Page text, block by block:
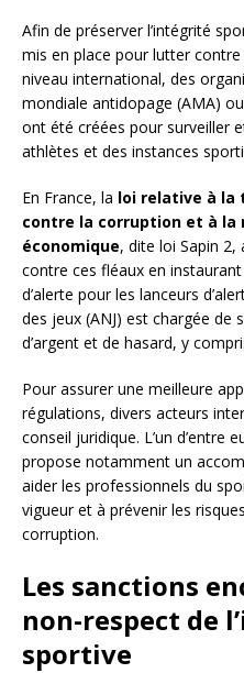
Afin de préserver l’intégrité
mis en place pour lutter
niveau international, des
mondiale antidopage (AMA)
ont été créées pour surveiller
athlètes et des instances
En France, la loi relative à la
contre la corruption et à la
économique, dite loi Sapin
contre ces fléaux en
d’alerte pour les lanceurs
des jeux (ANJ) est chargée de
d’argent et de hasard, y
Pour assurer une meilleure
régulations, divers acteurs
conseil juridique. L’un d’entre
propose notamment un
aider les professionnels du
vigueur et à prévenir les
corruption.
Les sanctions
non-respect de
sportive